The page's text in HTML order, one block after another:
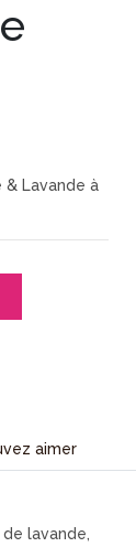
& Lavande à
aimer
lavande,